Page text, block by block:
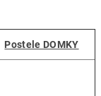
Postele DOMKY